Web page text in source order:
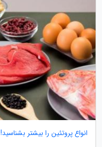
انواع پروتئین را بیشتر بشناسید!